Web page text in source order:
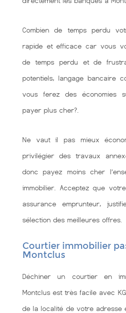
Combien de temps perdu
rapide et efficace car vous
de temps perdu et de
potentiels, langage bancaire
vous ferez des économies
payer plus cher?.
Ne vaut il pas mieux
privilégier des travaux
donc payez moins cher
immobilier. Acceptez que
assurance emprunteur,
sélection des meilleures offres.
Courtier immobilier
Montclus
Déchiner un courtier en
Montclus est très facile avec
de la localité de votre adresse